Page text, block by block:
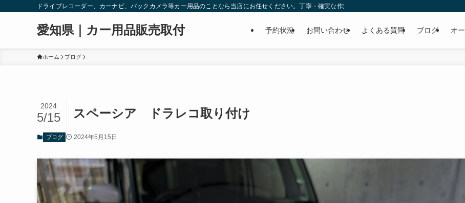
ドライブレコーダー、カーナビ、バックカメラ等カー用品のことなら当店にお任せください。丁寧・確実な作業で個人様だけでなくディーラーの外注
愛知県｜カー用品販売取付 予約状況 お問い合わせ よくある質問 ブログ オ
ホーム ブログ
スペーシア ドラレコ取り付け
2024
5/15
ブログ 2024年5月15日